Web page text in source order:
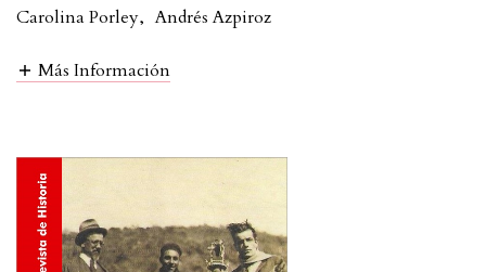
Carolina Porley, Andrés Azpiroz
Más Información